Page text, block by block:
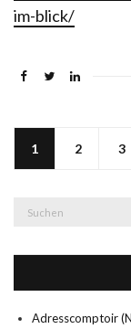
im-blick/
1 2 3
Adresscomptoir